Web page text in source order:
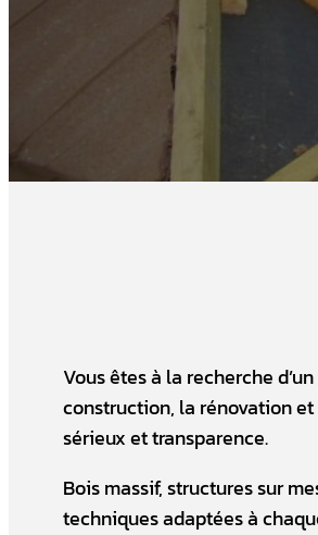
Vous êtes à la recherche
construction, la rénovation
sérieux et transparence.
Bois massif, structures sur
techniques adaptées à